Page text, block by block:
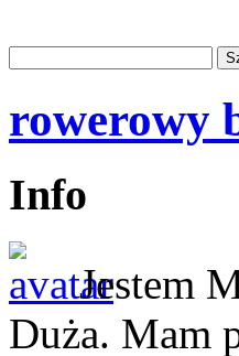
rowerowy
Info
Jestem
Duża. Mam